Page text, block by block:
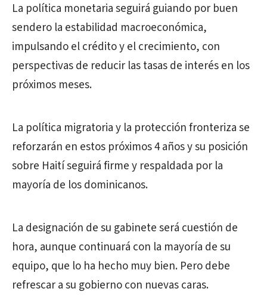
La política monetaria seguirá guiando por buen
sendero la estabilidad macroeconómica,
impulsando el crédito y el crecimiento, con
perspectivas de reducir las tasas de interés en los
próximos meses.
La política migratoria y la protección fronteriza se
reforzarán en estos próximos 4 años y su posición
sobre Haití seguirá firme y respaldada por la
mayoría de los dominicanos.
La designación de su gabinete será cuestión de
hora, aunque continuará con la mayoría de su
equipo, que lo ha hecho muy bien. Pero debe
refrescar a su gobierno con nuevas caras.